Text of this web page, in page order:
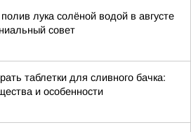
лука солёной водой в августе
совет
таблетки для сливного бачка:
и особенности